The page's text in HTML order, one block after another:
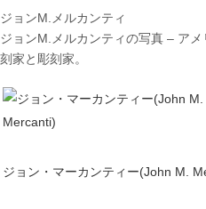
ジョンM.メルカンティ
ジョンM.メルカンティの写真 – ア
刻家と彫刻家。
ジョン・マーカンティー(John M.